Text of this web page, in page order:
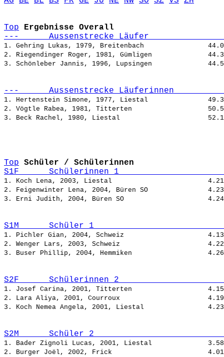
Top
Ergebnisse Overall
---      Aussenstrecke Läufer
1. Gehring Lukas, 1979, Breitenbach
2. Riegendinger Roger, 1981, Gümligen
3. Schönleber Jannis, 1996, Lupsingen
---      Aussenstrecke Läuferinnen
1. Hertenstein Simone, 1977, Liestal
2. Vögtle Rabea, 1981, Titterten
3. Beck Rachel, 1980, Liestal
Top
Schüler / Schülerinnen
S1F      Schülerinnen 1
1. Koch Lena, 2003, Liestal
2. Feigenwinter Lena, 2004, Büren SO
3. Erni Judith, 2004, Büren SO
S1M      Schüler 1
1. Pichler Gian, 2004, Schweiz
2. Wenger Lars, 2003, Schweiz
3. Buser Phillip, 2004, Hemmiken
S2F      Schülerinnen 2
1. Josef Carina, 2001, Titterten
2. Lara Aliya, 2001, Courroux
3. Koch Nemea Angela, 2001, Liestal
S2M      Schüler 2
1. Bader Zignoli Lucas, 2001, Liestal
2. Burger Joël, 2002, Frick